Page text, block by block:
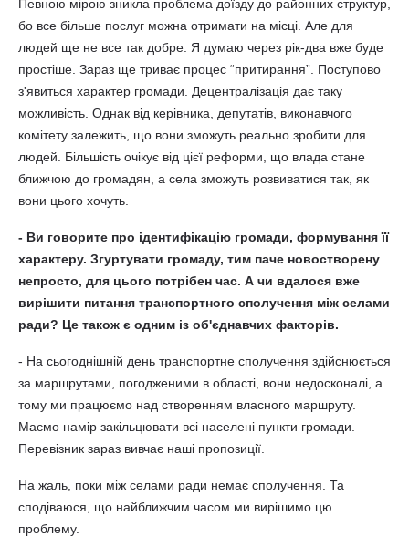
Певною мірою зникла проблема доїзду до районних структур,
бо все більше послуг можна отримати на місці. Але для
людей ще не все так добре. Я думаю через рік-два вже буде
простіше. Зараз ще триває процес “притирання”. Поступово
з'явиться характер громади. Децентралізація дає таку
можливість. Однак від керівника, депутатів, виконавчого
комітету залежить, що вони зможуть реально зробити для
людей. Більшість очікує від цієї реформи, що влада стане
ближчою до громадян, а села зможуть розвиватися так, як
вони цього хочуть.
- Ви говорите про ідентифікацію громади, формування її
характеру. Згуртувати громаду, тим паче новостворену
непросто, для цього потрібен час. А чи вдалося вже
вирішити питання транспортного сполучення між селами
ради? Це також є одним із об'єднавчих факторів.
- На сьогоднішній день транспортне сполучення здійснюється
за маршрутами, погодженими в області, вони недосконалі, а
тому ми працюємо над створенням власного маршруту.
Маємо намір закільцювати всі населені пункти громади.
Перевізник зараз вивчає наші пропозиції.
На жаль, поки між селами ради немає сполучення. Та
сподіваюся, що найближчим часом ми вирішимо цю
проблему.